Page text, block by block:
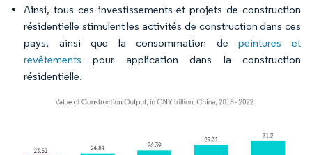
Ainsi, tous ces investissements et projets de construction
résidentielle stimulent les activités de construction dans ces
pays, ainsi que la consommation depeintures et
revêtements pour application dans la construction
résidentielle.